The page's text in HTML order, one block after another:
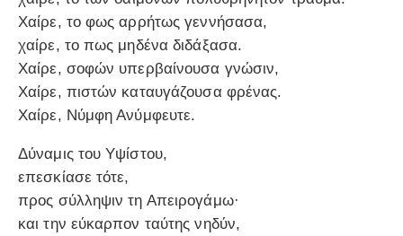
Χαίρε, το φως αρρήτως γεννήσασα,
χαίρε, το πως μηδένα διδάξασα.
Χαίρε, σοφών υπερβαίνουσα γνώσιν,
Χαίρε, πιστών καταυγάζουσα φρένας.
Χαίρε, Νύμφη Ανύμφευτε.
Δύναμις του Υψίστου,
επεσκίασε τότε,
προς σύλληψιν τη Απειρογάμω·
και την εύκαρπον ταύτης νηδύν,